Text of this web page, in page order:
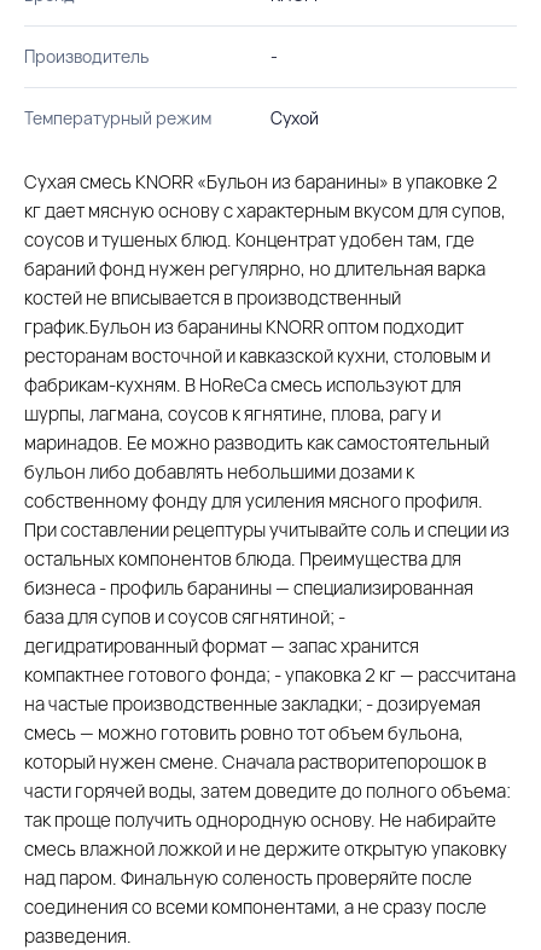
Производитель -
Температурный режим Сухой
Сухая смесь KNORR «Бульон из баранины» в упаковке 2
кг дает мясную основу с характерным вкусом для супов,
соусов и тушеных блюд. Концентрат удобен там, где
бараний фонд нужен регулярно, но длительная варка
костей не вписывается в производственный
график.Бульон из баранины KNORR оптом подходит
ресторанам восточной и кавказской кухни, столовым и
фабрикам-кухням. В HoReCa смесь используют для
шурпы, лагмана, соусов к ягнятине, плова, рагу и
маринадов. Ее можно разводить как самостоятельный
бульон либо добавлять небольшими дозами к
собственному фонду для усиления мясного профиля.
При составлении рецептуры учитывайте соль и специи из
остальных компонентов блюда. Преимущества для
бизнеса - профиль баранины — специализированная
база для супов и соусов сягнятиной; -
дегидратированный формат — запас хранится
компактнее готового фонда; - упаковка 2 кг — рассчитана
на частые производственные закладки; - дозируемая
смесь — можно готовить ровно тот объем бульона,
который нужен смене. Сначала растворитепорошок в
части горячей воды, затем доведите до полного объема:
так проще получить однородную основу. Не набирайте
смесь влажной ложкой и не держите открытую упаковку
над паром. Финальную соленость проверяйте после
соединения со всеми компонентами, а не сразу после
разведения.